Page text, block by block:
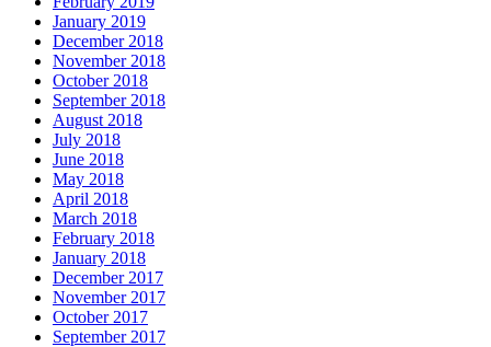
January 2019
December 2018
November 2018
October 2018
September 2018
August 2018
July 2018
June 2018
May 2018
April 2018
March 2018
February 2018
January 2018
December 2017
November 2017
October 2017
September 2017